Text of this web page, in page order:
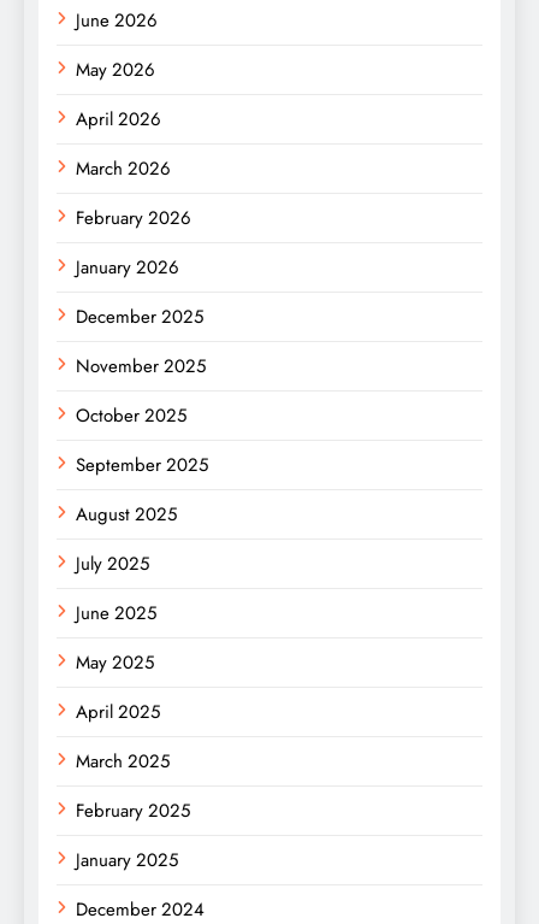
June 2026
May 2026
April 2026
March 2026
February 2026
January 2026
December 2025
November 2025
October 2025
September 2025
August 2025
July 2025
June 2025
May 2025
April 2025
March 2025
February 2025
January 2025
December 2024